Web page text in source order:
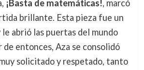
¡Basta de matemáticas!, marcó
brillante. Esta pieza fue un
abrió las puertas del mundo
entonces, Aza se consolidó
solicitado y respetado, tanto